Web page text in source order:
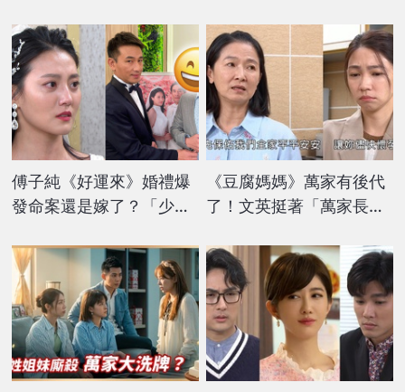
傅子純《好運來》婚禮爆
發命案還是嫁了？「少女
《豆腐媽媽》萬家有後代
了！文英挺著「萬家長
出生嗎？